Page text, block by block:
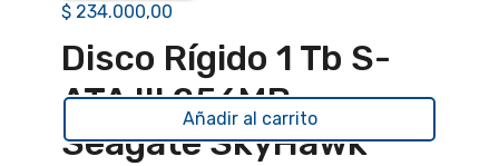
$ 234.000,00
Disco Rígido 1 Tb S-
ATA III 256MB
Seagate SkyHawk
Añadir al carrito